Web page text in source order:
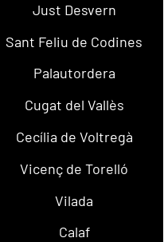
Just Desvern
Sant Feliu de Codines
Palautordera
Cugat del Vallès
Cecília de Voltregà
Vicenç de Torelló
Vilada
Calaf